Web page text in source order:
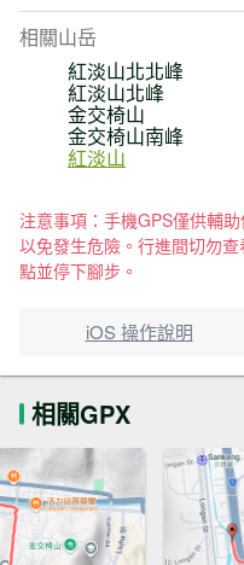
相關山岳
紅淡山北北峰
紅淡山北峰
金交椅山
金交椅山南峰
紅淡山
注意事項：手機GPS僅供輔
以免發生危險。行進間切勿
點並停下腳步。
iOS 操作說明
相關GPX